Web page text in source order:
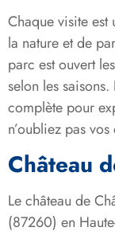
Chaque visite
la nature et de
parc est ouvert
selon les
complète pour
n’oubliez pas
Château
Le château de
(87260) en